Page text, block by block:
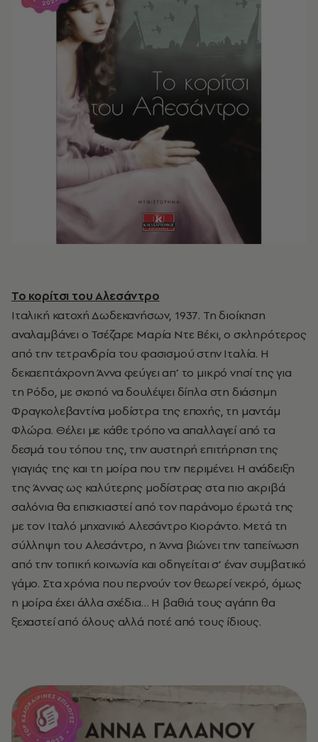
Το κορίτσι του Αλεσάντρο
Ιταλική κατοχή Δωδεκανήσων, 1937. Τη διοίκηση
αναλαμβάνει ο Τσέζαρε Μαρία Ντε Βέκι, ο σκληρότερος
από την τετρανδρία του φασισμού στην Ιταλία. Η
δεκαεπτάχρονη Άννα φεύγει απ’ το μικρό νησί της για
τη Ρόδο, με σκοπό να δουλέψει δίπλα στη διάσημη
Φραγκολεβαντίνα μοδίστρα της εποχής, τη μαντάμ
Φλώρα. Θέλει με κάθε τρόπο να απαλλαγεί από τα
δεσμά του τόπου της, την αυστηρή επιτήρηση της
γιαγιάς της και τη μοίρα που την περιμένει. Η ανάδειξη
της Άννας ως καλύτερης μοδίστρας στα πιο ακριβά
σαλόνια θα επισκιαστεί από τον παράνομο έρωτά της
με τον Ιταλό μηχανικό Αλεσάντρο Κιοράντο. Μετά τη
σύλληψη του Αλεσάντρο, η Άννα βιώνει την ταπείνωση
από την τοπική κοινωνία και οδηγείται σ’ έναν συμβατικό
γάμο. Στα χρόνια που περνούν τον θεωρεί νεκρό, όμως
η μοίρα έχει άλλα σχέδια… Η βαθιά τους αγάπη θα
ξεχαστεί από όλους αλλά ποτέ από τους ίδιους.